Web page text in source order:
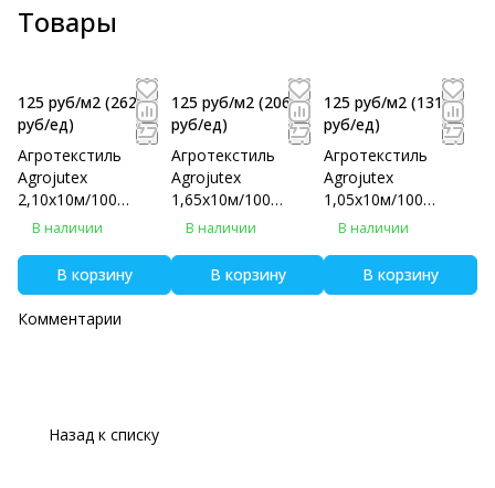
Товары
125 руб/м2 (2625
руб/eд)
Агротекстиль
Agrojutex
2,10х10м/100
фасовка
В наличии
В корзину
125 руб/м2 (2062.5
руб/eд)
Агротекстиль
Agrojutex
1,65х10м/100
фасовка
В наличии
В корзину
125 руб/м2 (1312.5
руб/eд)
Агротекстиль
Agrojutex
1,05х10м/100
фасовка
В наличии
В корзину
Комментарии
Назад к списку